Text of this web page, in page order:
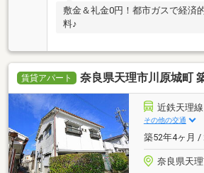
敷金＆礼金0円！都市ガスで経済
料♪
賃貸アパート 奈良県天理市川原城町
近鉄天理
その他の交通
築52年4ヶ月 /
奈良県天